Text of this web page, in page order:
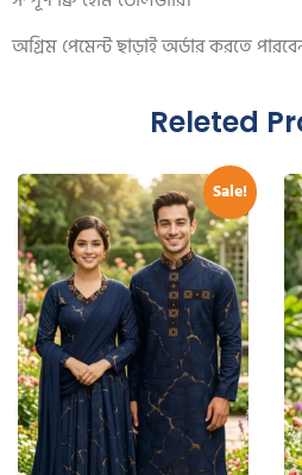
অগ্রিম পেমেন্ট ছাড়াই অর্ডার করতে
Releted
Sale!